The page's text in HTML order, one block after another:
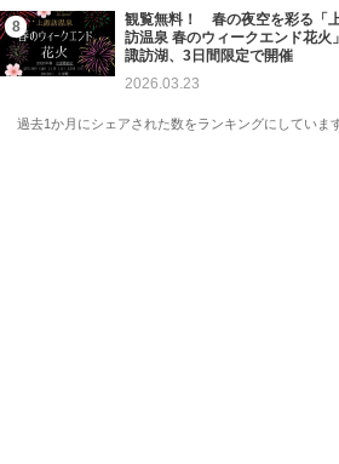
観覧無料！ 春の夜空を彩る「
訪温泉 春のウィークエンド花火
諏訪湖、3日間限定で開催
2026.03.23
過去1か月にシェアされた数をランキングにしていま